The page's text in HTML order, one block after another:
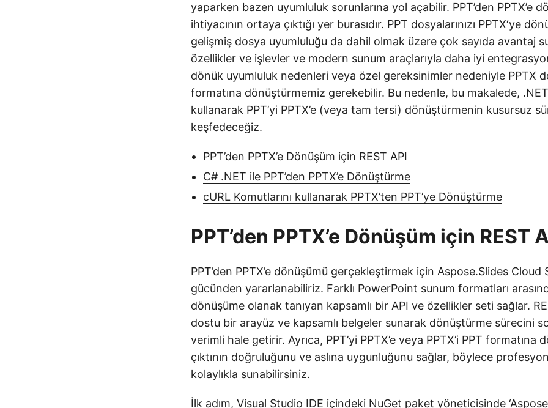
yaparken bazen uyumluluk sorunlarına yol açabilir. PPT’den PPTX’e
ihtiyacının ortaya çıktığı yer burasıdır. PPT dosyalarınızı PPTX‘ye
gelişmiş dosya uyumluluğu da dahil olmak üzere çok sayıda avantaj
özellikler ve işlevler ve modern sunum araçlarıyla daha iyi
dönük uyumluluk nedenleri veya özel gereksinimler nedeniyle PPTX
formatına dönüştürmemiz gerekebilir. Bu nedenle, bu makalede, .NET
kullanarak PPT’yi PPTX’e (veya tam tersi) dönüştürmenin kusursuz
keşfedeceğiz.
PPT’den PPTX’e Dönüşüm için REST API
C# .NET ile PPT’den PPTX’e Dönüştürme
cURL Komutlarını kullanarak PPTX’ten PPT’ye Dönüştürme
PPT’den PPTX’e Dönüşüm için REST
PPT’den PPTX’e dönüşümü gerçekleştirmek için Aspose.Slides Cloud
gücünden yararlanabiliriz. Farklı PowerPoint sunum formatları
dönüşüme olanak tanıyan kapsamlı bir API ve özellikler seti sağlar.
dostu bir arayüz ve kapsamlı belgeler sunarak dönüştürme sürecini
verimli hale getirir. Ayrıca, PPT’yi PPTX’e veya PPTX’i PPT formatına
çıktının doğruluğunu ve aslına uygunluğunu sağlar, böylece
kolaylıkla sunabilirsiniz.
İlk adım, Visual Studio IDE içindeki NuGet paket yöneticisinde